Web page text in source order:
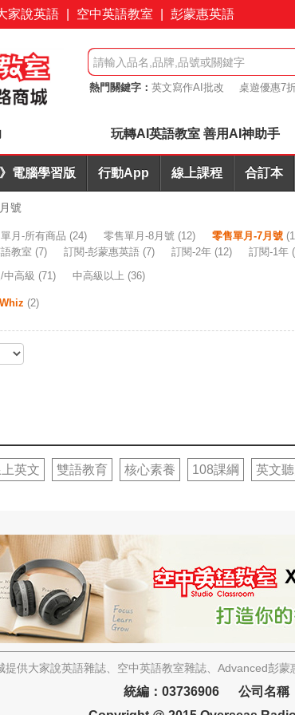
家說英語 空中英語教室 彭蒙惠英語
熱門關鍵字： 英文寫作AI批改 桌遊優惠7
玩轉AI英語教室 善用AI神助手
電腦學習版 行動App 線上課程 合訂本
號
月-所有商品 (24) 零售單月-8月號 (12) 零售單月-7月號
教室 (7) 訂閱-彭蒙惠英語 (7) 訂閱-2年 (12) 訂閱-1年
中高級 (71) 中高級以上 (36)
(2)
英文 雙語教育 核心素養 108課綱 英文
提供大家說英語雜誌、空中英語教室雜誌、Advanced彭
統編：03736906 公司名稱